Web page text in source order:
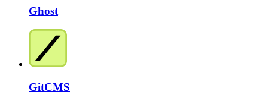
Ghost
GitCMS